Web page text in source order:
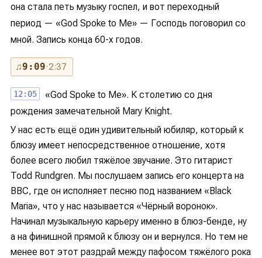
она стала петь музыку госпел, и вот переходный
период — «God Spoke to Me» — Господь поговорил со
мной. Запись конца 60-х годов.
♫9:09· 2:37
12:05
«God Spoke to Me». К столетию со дня
рождения замечательной Mary Knight.
У нас есть ещё один удивительный юбиляр, который к
блюзу имеет непосредственное отношение, хотя
более всего любил тяжёлое звучание. Это гитарист
Todd Rundgren. Мы послушаем запись его концерта на
BBC, где он исполняет песню под названием «Black
Maria», что у нас называется «Чёрный воронок».
Начинал музыкальную карьеру именно в блюз-бенде, ну
а на финишной прямой к блюзу он и вернулся. Но тем не
менее вот этот раздрай между пафосом тяжёлого рока